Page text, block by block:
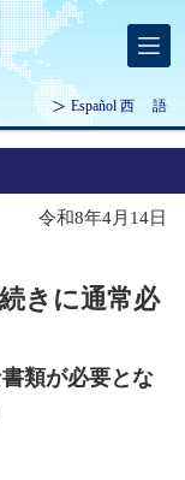
Español 西 語
令和8年4月14日
きに通常必
類が必要とな